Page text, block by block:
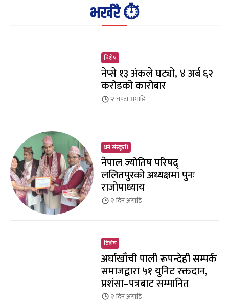
भर्खरै ⏱️
विशेष
नेप्से १३ अंकले घट्यो, ४ अर्ब ६२
करोडको कारोबार
२ घण्टाअगाडि
धर्म संस्कृती
नेपाल ज्योतिष परिषद्
ललितपुरको अध्यक्षमा पुनः
राजोपाध्याय
२ दिनअगाडि
विशेष
अर्घाखाँची पाली रूपन्देही सम्पर्क
समाजद्वारा ५१ युनिट रक्तदान,
प्रशंसा–पत्रबाट सम्मानित
२ दिनअगाडि